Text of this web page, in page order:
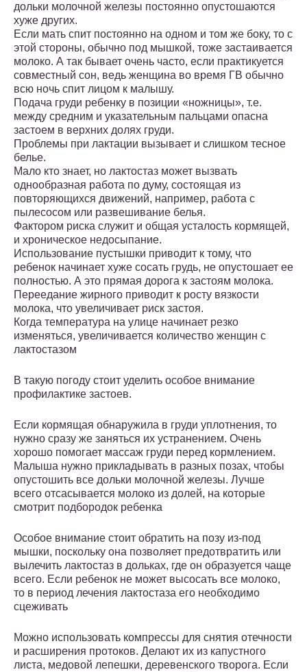
дольки молочной железы постоянно опустошаются
хуже других.
Если мать спит постоянно на одном и том же боку, то с
этой стороны, обычно под мышкой, тоже застаивается
молоко. А так бывает очень часто, если практикуется
совместный сон, ведь женщина во время ГВ обычно
всю ночь спит лицом к малышу.
Подача груди ребенку в позиции «ножницы», т.е.
между средним и указательным пальцами опасна
застоем в верхних долях груди.
Проблемы при лактации вызывает и слишком тесное
белье.
Мало кто знает, но лактостаз может вызвать
однообразная работа по думу, состоящая из
повторяющихся движений, например, работа с
пылесосом или развешивание белья.
Фактором риска служит и общая усталость кормящей,
и хроническое недосыпание.
Использование пустышки приводит к тому, что
ребенок начинает хуже сосать грудь, не опустошает ее
полностью. А это прямая дорога к застоям молока.
Переедание жирного приводит к росту вязкости
молока, что увеличивает риск застоя.
Когда температура на улице начинает резко
изменяться, увеличивается количество женщин с
лактостазом
В такую погоду стоит уделить особое внимание
профилактике застоев.
Если кормящая обнаружила в груди уплотнения, то
нужно сразу же заняться их устранением. Очень
хорошо помогает массаж груди перед кормлением.
Малыша нужно прикладывать в разных позах, чтобы
опустошить все дольки молочной железы. Лучше
всего отсасывается молоко из долей, на которые
смотрит подбородок ребенка
Особое внимание стоит обратить на позу из-под
мышки, поскольку она позволяет предотвратить или
вылечить лактостаз в дольках, где он образуется чаще
всего. Если ребенок не может высосать все молоко,
то в период лечения лактостаза его необходимо
сцеживать
Можно использовать компрессы для снятия отечности
и расширения протоков. Делают их из капустного
листа, медовой лепешки, деревенского творога. Если